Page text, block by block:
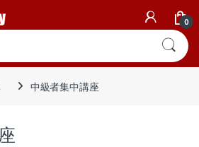
0
中級者集中講座